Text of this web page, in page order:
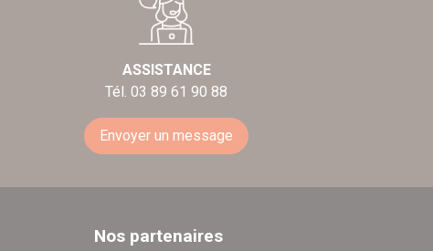
ASSISTANCE
Tél. 03 89 61 90 88
Envoyer un message
Nos partenaires